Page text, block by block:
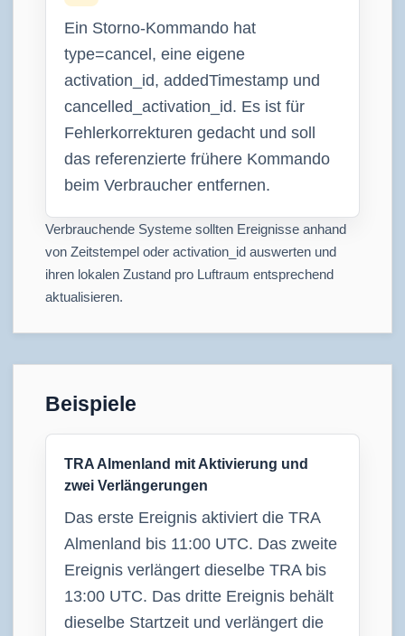
Ein Storno-Kommando hat
type=cancel, eine eigene
activation_id, addedTimestamp und
cancelled_activation_id. Es ist für
Fehlerkorrekturen gedacht und soll
das referenzierte frühere Kommando
beim Verbraucher entfernen.
Verbrauchende Systeme sollten Ereignisse anhand
von Zeitstempel oder activation_id auswerten und
ihren lokalen Zustand pro Luftraum entsprechend
aktualisieren.
Beispiele
TRA Almenland mit Aktivierung und
zwei Verlängerungen
Das erste Ereignis aktiviert die TRA
Almenland bis 11:00 UTC. Das zweite
Ereignis verlängert dieselbe TRA bis
13:00 UTC. Das dritte Ereignis behält
dieselbe Startzeit und verlängert die